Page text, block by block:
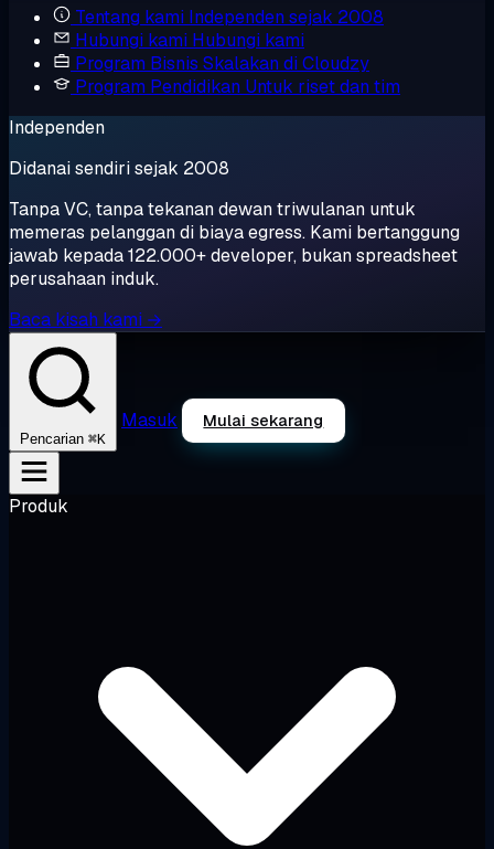
Tentang kami Independen sejak 2008
Hubungi kami Hubungi kami
Program Bisnis Skalakan di Cloudzy
Program Pendidikan Untuk riset dan tim
Independen
Didanai sendiri sejak 2008
Tanpa VC, tanpa tekanan dewan triwulanan untuk
memeras pelanggan di biaya egress. Kami bertanggung
jawab kepada 122.000+ developer, bukan spreadsheet
perusahaan induk.
Baca kisah kami →
Pencarian ⌘K
Masuk Mulai sekarang
Produk